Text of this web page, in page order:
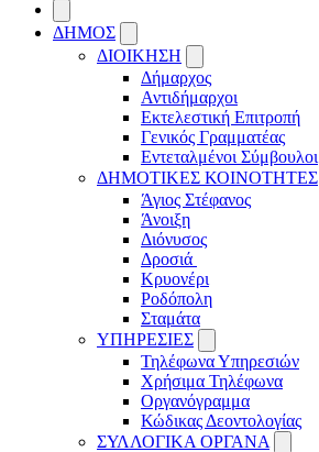
ΔΗΜΟΣ
ΔΙΟΙΚΗΣΗ
Δήμαρχος
Αντιδήμαρχοι
Εκτελεστική Επιτροπή
Γενικός Γραμματέας
Εντεταλμένοι Σύμβουλοι
ΔΗΜΟΤΙΚΕΣ ΚΟΙΝΟΤΗΤΕΣ
Άγιος Στέφανος
Άνοιξη
Διόνυσος
Δροσιά
Κρυονέρι
Ροδόπολη
Σταμάτα
ΥΠΗΡΕΣΙΕΣ
Τηλέφωνα Υπηρεσιών
Χρήσιμα Τηλέφωνα
Οργανόγραμμα
Κώδικας Δεοντολογίας
ΣΥΛΛΟΓΙΚΑ ΟΡΓΑΝΑ